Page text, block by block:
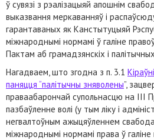
ў сувязі з рэалізацыяй апошнім
выказвання меркаванняў і
гарантаваных як Канстытуцыяй
міжнароднымі нормамі ў галіне
Пактам аб грамадзянскіх і
Нагадваем, што згодна з п. 3.1
паняцця “палітычны зняволены”,
праваабарончай супольнасцю на
пазбаўленне волі (у тым ліку і
негвалтоўным ажыцяўленнем
міжнароднымі нормамі права ў